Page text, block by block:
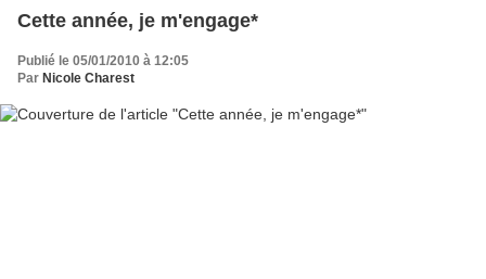
Cette année, je m'engage*
Publié le 05/01/2010 à 12:05
Par Nicole Charest